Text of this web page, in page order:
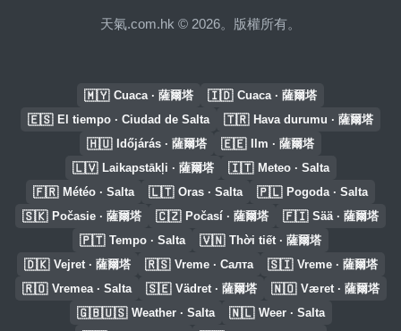
天氣.com.hk © 2026。版權所有。
🇲🇾 Cuaca · 薩爾塔 🇮🇩 Cuaca · 薩爾塔
🇪🇸 El tiempo · Ciudad de Salta 🇹🇷 Hava durumu · 薩爾塔
🇭🇺 Időjárás · 薩爾塔 🇪🇪 Ilm · 薩爾塔
🇱🇻 Laikapstākļi · 薩爾塔 🇮🇹 Meteo · Salta
🇫🇷 Météo · Salta 🇱🇹 Oras · Salta 🇵🇱 Pogoda · Salta
🇸🇰 Počasie · 薩爾塔 🇨🇿 Počasí · 薩爾塔 🇫🇮 Sää · 薩爾塔
🇵🇹 Tempo · Salta 🇻🇳 Thời tiết · 薩爾塔
🇩🇰 Vejret · 薩爾塔 🇷🇸 Vreme · Салта 🇸🇮 Vreme · 薩爾塔
🇷🇴 Vremea · Salta 🇸🇪 Vädret · 薩爾塔 🇳🇴 Været · 薩爾塔
🇬🇧🇺🇸 Weather · Salta 🇳🇱 Weer · Salta